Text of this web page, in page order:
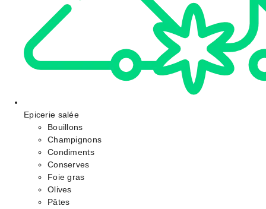
Epicerie salée
Bouillons
Champignons
Condiments
Conserves
Foie gras
Olives
Pâtes